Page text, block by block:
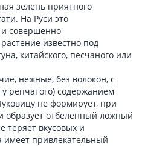
зелень приятного
На Руси это
и совершенно
известно под
китайского, песчаного или
нежные, без волокон, с
репчатого) содержанием
не формирует, при
образует отбеленный ложный
теряет вкусовых и
имеет привлекательный